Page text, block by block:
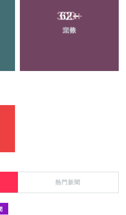
62+
頭條
熱門新聞